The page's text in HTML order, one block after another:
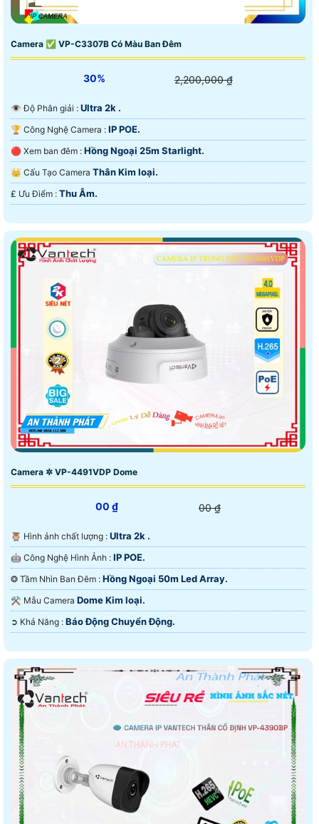
Camera ✅ VP-C3307B Có Màu Ban Đêm
30% 2,200,000 ₫
👁 Độ Phân giải : Ultra 2k .
🏆 Công Nghệ Camera : IP POE.
🔴 Xem ban đêm : Hồng Ngoại 25m Starlight.
👑 Cấu Tạo Camera Thân Kim loại.
️₤ Ưu Điểm : Thu Âm.
Camera ✲ VP-4491VDP Dome
00 ₫ 00 ₫
🦉 Hình ảnh chất lượng : Ultra 2k .
🤖️ Công Nghệ Hình Ảnh : IP POE.
❂ Tầm Nhìn Ban Đêm : Hồng Ngoại 50m Led Array.
⚒ Mẫu Camera Dome Kim loại.
️➲ Khả Năng : Báo Động Chuyển Động.